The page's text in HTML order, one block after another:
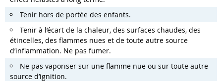
Tenir hors de portée des enfants.
Tenir à l’écart de la chaleur, des surfaces chaudes, des
étincelles, des flammes nues et de toute autre source
d’inflammation. Ne pas fumer.
Ne pas vaporiser sur une flamme nue ou sur toute autre
source d’ignition.